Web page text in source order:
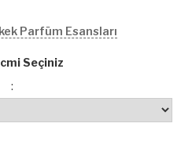
Parfüm Esansları
Seçiniz
: